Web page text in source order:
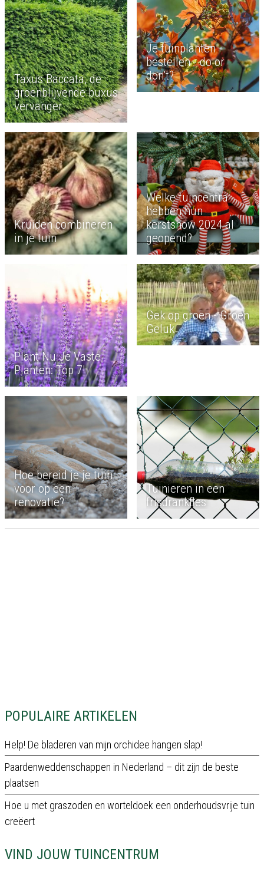
POPULAIRE ARTIKELEN
Help! De bladeren van mijn orchidee hangen slap!
Paardenweddenschappen in Nederland – dit zijn de beste
plaatsen
Hoe u met graszoden en worteldoek een onderhoudsvrije tuin
creëert
VIND JOUW TUINCENTRUM
Taxus Baccata, de
groenblijvende buxus
vervanger
Je tuinplanten
bestellen - do or
don’t?
Kruiden combineren
in je tuin
Welke tuincentra
hebben hun
kerstshow 2024 al
geopend?
Plant Nu Je Vaste
Planten: Top 7!
Gek op groen - Groen
Geluk
Hoe bereid je je tuin
voor op een
renovatie?
Tuinieren in een
frisdrankfles